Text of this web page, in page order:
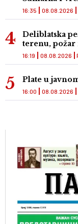
16:35 08.08.2026
Deliblatska
terenu,
16:19 08.08.2026
Plate u
16:00 08.08.2026